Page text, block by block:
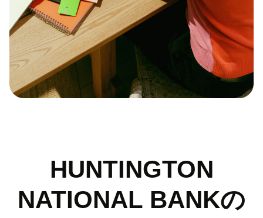
HUNTINGTON
NATIONAL BANKの